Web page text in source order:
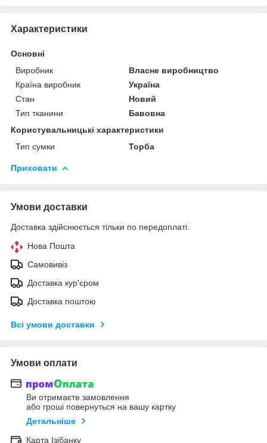
Характеристики
Основні
Виробник
Власне виробництво
Країна виробник
Україна
Стан
Новий
Тип тканини
Бавовна
Користувальницькі характеристики
Тип сумки
Торба
Приховати
Умови доставки
Доставка здійснюється тільки по передоплаті.
Нова Пошта
Самовивіз
Доставка кур'єром
Доставка поштою
Всі умови доставки
Умови оплати
Ви отримаєте замовлення
або гроші повернуться на вашу картку
Детальніше
Карта Ізібанку